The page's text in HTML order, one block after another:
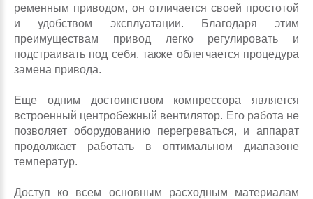
ременным приводом, он отличается своей простотой
и удобством эксплуатации. Благодаря этим
преимуществам привод легко регулировать и
подстраивать под себя, также облегчается процедура
замена привода.
Еще одним достоинством компрессора является
встроенный центробежный вентилятор. Его работа не
позволяет оборудованию перегреваться, и аппарат
продолжает работать в оптимальном диапазоне
температур.
Доступ ко всем основным расходным материалам